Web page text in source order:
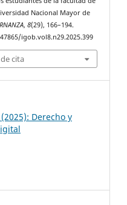
Nacional Mayor de
,8(29), 166–194.
igob.vol8.n29.2025.399
cita
Derecho y